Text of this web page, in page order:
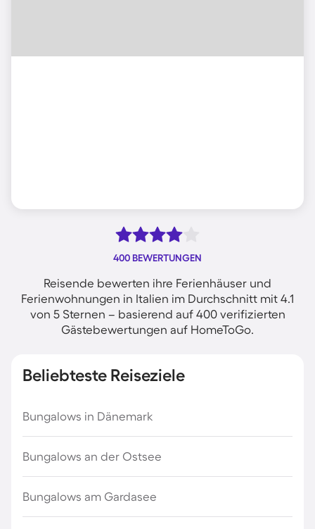
400 BEWERTUNGEN
Reisende bewerten ihre Ferienhäuser und
Ferienwohnungen in Italien im Durchschnitt mit 4.1
von 5 Sternen – basierend auf 400 verifizierten
Gästebewertungen auf HomeToGo.
Beliebteste Reiseziele
Bungalows in Dänemark
Bungalows an der Ostsee
Bungalows am Gardasee